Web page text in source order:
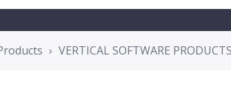
VERTICAL SOFTWARE